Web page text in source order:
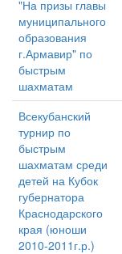
"На призы главы
муниципального
образования
г.Армавир" по
быстрым
шахматам
Всекубанский
турнир по
быстрым
шахматам среди
детей на Кубок
губернатора
Краснодарского
края (юноши
2010-2011г.р.)